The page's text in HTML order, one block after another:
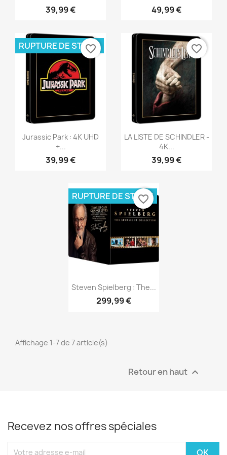
39,99 € 49,99 €
Aperçu rapide
Jurassic Park : 4K UHD
+...
39,99 €
RUPTURE DE STOCK
favorite_border
Aperçu rapide
LA LISTE DE SCHINDLER -
4K...
39,99 €
favorite_border
Aperçu rapide
Steven Spielberg : The...
299,99 €
RUPTURE DE STOCK
favorite_border
Affichage 1-7 de 7 article(s)
Retour en haut 
Recevez nos offres spéciales